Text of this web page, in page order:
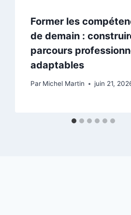
Former les
de demain :
parcours
adaptables
Par Michel Martin juin 21,